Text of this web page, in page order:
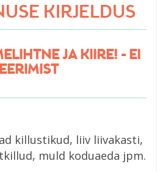
KIRJELDUS
JA KIIRE! - EI
killustikud, liiv liivakasti,
muld koduaeda jpm.